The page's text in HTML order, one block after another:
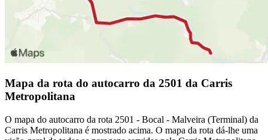
Mapa da rota do autocarro da 2501 da Carris
Metropolitana
O mapa do autocarro da rota 2501 - Bocal - Malveira (Terminal) da
Carris Metropolitana é mostrado acima. O mapa da rota dá-lhe uma